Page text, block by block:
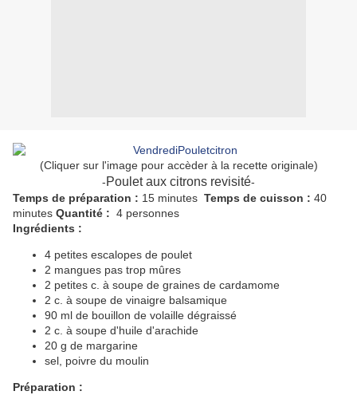
(Cliquer sur l'image pour accèder à la recette originale)
-Poulet aux citrons revisité-
Temps de préparation : 15 minutes Temps de cuisson : 40
minutes Quantité : 4 personnes
Ingrédients :
4 petites escalopes de poulet
2 mangues pas trop mûres
2 petites c. à soupe de graines de cardamome
2 c. à soupe de vinaigre balsamique
90 ml de bouillon de volaille dégraissé
2 c. à soupe d'huile d'arachide
20 g de margarine
sel, poivre du moulin
Préparation :